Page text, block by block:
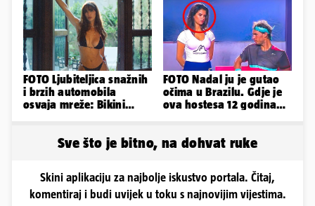
FOTO Ljubiteljica snažnih
i brzih automobila
osvaja mreže: Bikini
FOTO Nadal ju je gutao
očima u Brazilu. Gdje je
ova hostesa 12 godina
Sve što je bitno, na dohvat ruke
Skini aplikaciju za najbolje iskustvo portala. Čitaj,
komentiraj i budi uvijek u toku s najnovijim vijestima.